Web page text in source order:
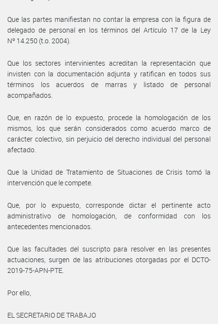
Que las partes manifiestan no contar la empresa con la figura de
delegado de personal en los términos del Artículo 17 de la Ley
Nº 14.250 (t.o. 2004).
Que los sectores intervinientes acreditan la representación que
invisten con la documentación adjunta y ratifican en todos sus
términos los acuerdos de marras y listado de personal
acompañados.
Que, en razón de lo expuesto, procede la homologación de los
mismos, los que serán considerados como acuerdo marco de
carácter colectivo, sin perjuicio del derecho individual del personal
afectado.
Que la Unidad de Tratamiento de Situaciones de Crisis tomó la
intervención que le compete.
Que, por lo expuesto, corresponde dictar el pertinente acto
administrativo de homologación, de conformidad con los
antecedentes mencionados.
Que las facultades del suscripto para resolver en las presentes
actuaciones, surgen de las atribuciones otorgadas por el DCTO-
2019-75-APN-PTE.
Por ello,
EL SECRETARIO DE TRABAJO